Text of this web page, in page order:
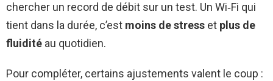
chercher un record de débit sur un test. Un Wi‑Fi qui
tient dans la durée, c’est moins de stress et plus de
fluidité au quotidien.
Pour compléter, certains ajustements valent le coup :